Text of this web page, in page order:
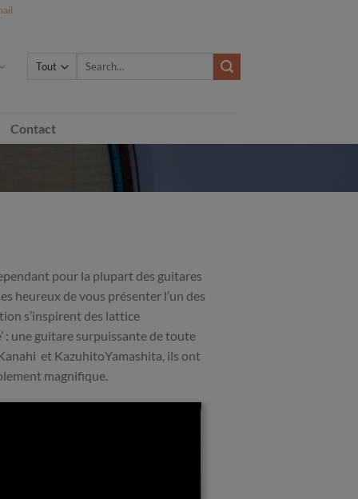
Search
Contact
pour la plupart des guitares
heureux de vous présenter l’un des
s’inspirent des lattice
: une guitare surpuissante de toute
et KazuhitoYamashita, ils ont
magnifique.